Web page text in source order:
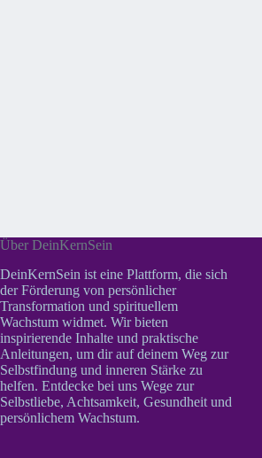
Über DeinKernSein
DeinKernSein ist eine Plattform, die sich
der Förderung von persönlicher
Transformation und spirituellem
Wachstum widmet. Wir bieten
inspirierende Inhalte und praktische
Anleitungen, um dir auf deinem Weg zur
Selbstfindung und inneren Stärke zu
helfen. Entdecke bei uns Wege zur
Selbstliebe, Achtsamkeit, Gesundheit und
persönlichem Wachstum.